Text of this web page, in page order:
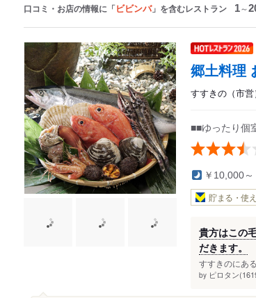
狸小路駅
すすきの駅（市電）
資生館小学校前駅
東本願寺前駅
口コミ・お店の情報に「ビビンバ」を含むレストラン 1～
郷土料理
すすきの（市
■■ゆったり個
￥10,000
貯まる・使
貴方はこの
だきます。
すすきのにあ
by ピロタン